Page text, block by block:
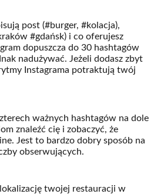
post (#burger, #kolacja),
#gdańsk) i co oferujesz
dopuszcza do 30 hashtagów
nadużywać. Jeżeli dodasz zbyt
Instagrama potraktują twój
ważnych hashtagów na dole
znaleźć cię i zobaczyć, że
Jest to bardzo dobry sposób na
obserwujących.
twojej restauracji w